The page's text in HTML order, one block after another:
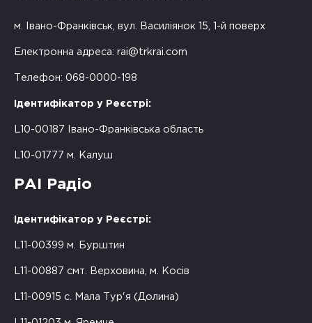
м. Івано-Франківськ, вул. Василіянок 15, 1-й поверх
Електронна адреса: rai@trkrai.com
Телефон: 068-0000-198
Ідентифікатор у Реєстрі:
L10-00187 Івано-Франківська область
L10-01777 м. Калуш
РАІ Радіо
Ідентифікатор у Реєстрі:
L11-00399 м. Бурштин
L11-00887 смт. Верховина, м. Косів
L11-00915 с. Мала Тур'я (Долина)